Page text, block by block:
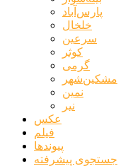
پارس‌آباد
خلخال
سرعین
کوثر
گرمی
مشکین‌شهر
نمین
نیر
عکس
فیلم
پیوندها
جستجوی پیشرفته